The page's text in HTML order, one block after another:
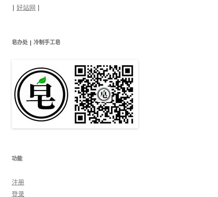
| 好站网 |
皂办处 | 冷制手工皂
功能
注册
登录